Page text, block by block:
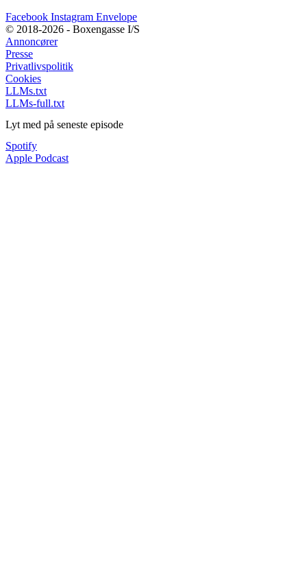
Facebook Instagram Envelope
© 2018-2026 - Boxengasse I/S
Annoncører
Presse
Privatlivspolitik
Cookies
LLMs.txt
LLMs-full.txt
Lyt med på seneste episode
Spotify
Apple Podcast